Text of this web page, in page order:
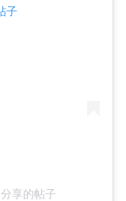
子
享的帖子